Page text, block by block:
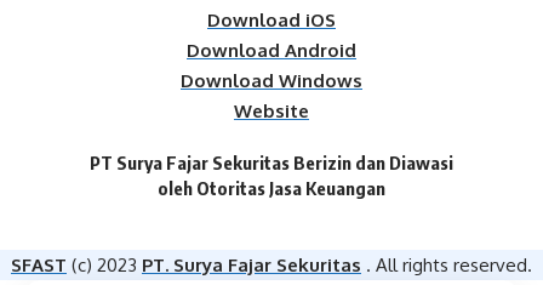
Download iOS
Download Android
Download Windows
Website
PT Surya Fajar Sekuritas Berizin dan Diawasi
oleh Otoritas Jasa Keuangan​
SFAST (c) 2023 PT. Surya Fajar Sekuritas . All rights reserved.